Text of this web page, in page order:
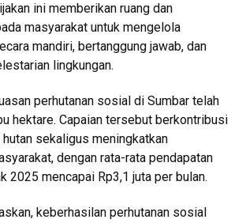
ini memberikan ruang dan
masyarakat untuk mengelola
mandiri, bertanggung jawab, dan
lingkungan.
perhutanan sosial di Sumbar telah
hektare. Capaian tersebut berkontribusi
sekaligus meningkatkan
dengan rata-rata pendapatan
2025 mencapai Rp3,1 juta per bulan.
keberhasilan perhutanan sosial